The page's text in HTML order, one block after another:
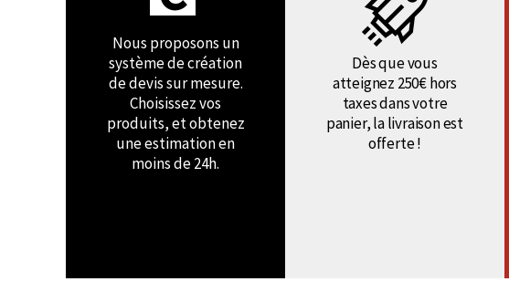
Nous proposons un
système de création
de devis sur mesure.
Choisissez vos
produits, et obtenez
une estimation en
moins de 24h.
Dès que vous
atteignez 250€ hors
taxes dans votre
panier, la livraison est
offerte !